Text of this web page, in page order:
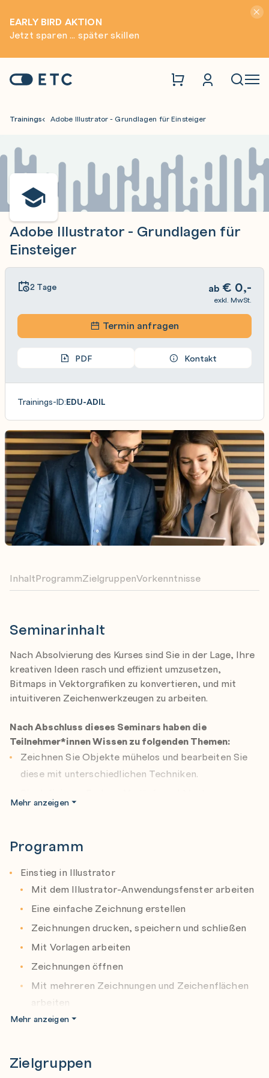
EARLY BIRD AKTION
Jetzt sparen ... später skillen
Startseite: ETC
Trainings Adobe Illustrator - Grundlagen für Einsteiger
Adobe Illustrator - Grundlagen für
Einsteiger
Seminarinhalt
Nach Absolvierung des Kurses sind Sie in der Lage, Ihre
kreativen Ideen rasch und effizient umzusetzen,
Bitmaps in Vektorgrafiken zu konvertieren, und mit
intuitiveren Zeichenwerkzeugen zu arbeiten.
Nach Abschluss dieses Seminars haben die
Teilnehmer*innen Wissen zu folgenden Themen:
Zeichnen Sie Objekte mühelos und bearbeiten Sie
diese mit unterschiedlichen Techniken.
Die Vorbereitung der Zeichnung für die
Absolvierung des Kurses eine Kleinigkeit.
Mehr anzeigen
Programm
Einstieg in Illustrator
Mit dem Illustrator-Anwendungsfenster arbeiten
Eine einfache Zeichnung erstellen
Zeichnungen drucken, speichern und schließen
Mit Vorlagen arbeiten
Zeichnungen öffnen
Mit mehreren Zeichnungen und Zeichenflächen
arbeiten
Illustrator beenden
Die Lineale einblenden und einrichten
Mehr anzeigen
Zielgruppen
InhaltProgrammZielgruppenVorkenntnisse
2 Tage ab € 0,-
exkl. MwSt.
Termin anfragen
PDF Kontakt
Trainings-ID:EDU-ADIL